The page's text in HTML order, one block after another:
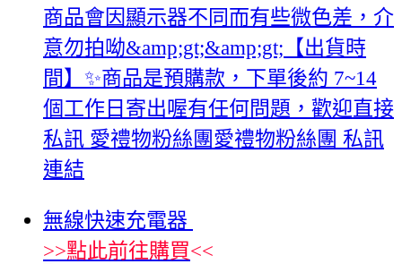
商品會因顯示器不同而有些微色差，介
意勿拍呦&amp;gt;&amp;gt;【出貨時
間】✨商品是預購款，下單後約 7~14
個工作日寄出喔有任何問題，歡迎直接
私訊 愛禮物粉絲團愛禮物粉絲團 私訊
連結
無線快速充電器
>>點此前往購買<<